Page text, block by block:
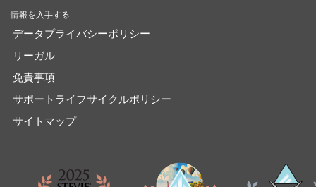
情報を入手する
データプライバシーポリシー
リーガル
免責事項
サポートライフサイクルポリシー
サイトマップ